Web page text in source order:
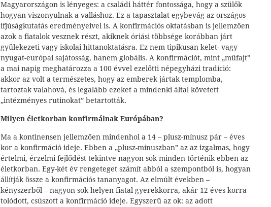
Magyarországon is lényeges: a családi háttér fontossága, hogy a szülők
hogyan viszonyulnak a valláshoz. Ez a tapasztalat egybevág az országos
ifjúságkutatás eredményeivel is. A konfirmációs oktatásban is jellemzően
azok a fiatalok vesznek részt, akiknek óriási többsége korábban járt
gyülekezeti vagy iskolai hittanoktatásra. Ez nem tipikusan kelet- vagy
nyugat-európai sajátosság, hanem globális. A konfirmációt, mint „műfajt”
a mai napig meghatározza a 100 évvel ezelőtti népegyházi tradíció:
akkor az volt a természetes, hogy az emberek jártak templomba,
tartoztak valahová, és legalább ezeket a mindenki által követett
„intézményes rutinokat” betartották.
Milyen életkorban konfirmálnak Európában?
Ma a kontinensen jellemzően mindenhol a 14 – plusz-mínusz pár – éves
kor a konfirmáció ideje. Ebben a „plusz-mínuszban” az az izgalmas, hogy
értelmi, érzelmi fejlődést tekintve nagyon sok minden történik ebben az
életkorban. Egy-két év rengeteget számít abból a szempontból is, hogyan
állítják össze a konfirmációs tananyagot. Az elmúlt években –
kényszerből – nagyon sok helyen fiatal gyerekkorra, akár 12 éves korra
tolódott, csúszott a konfirmáció ideje. Egyszerű az ok: az adott